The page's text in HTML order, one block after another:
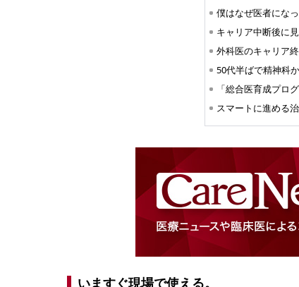
スマートに進める
いますぐ現場で使える。